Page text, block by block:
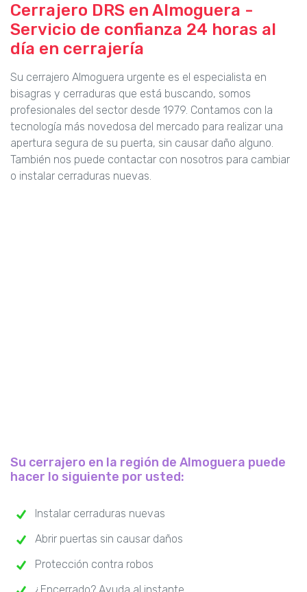
Cerrajero DRS en Almoguera -
Servicio de confianza 24 horas al
día en cerrajería
Su cerrajero Almoguera urgente es el especialista en
bisagras y cerraduras que está buscando, somos
profesionales del sector desde 1979. Contamos con la
tecnología más novedosa del mercado para realizar una
apertura segura de su puerta, sin causar daño alguno.
También nos puede contactar con nosotros para cambiar
o instalar cerraduras nuevas.
Su cerrajero en la región de Almoguera puede
hacer lo siguiente por usted:
Instalar cerraduras nuevas
Abrir puertas sin causar daños
Protección contra robos